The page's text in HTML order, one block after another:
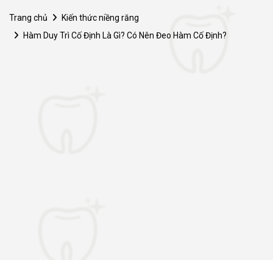
Trang chủ
Kiến thức niềng răng
Hàm Duy Trì Cố Định Là Gì? Có Nên Đeo Hàm Cố Định?